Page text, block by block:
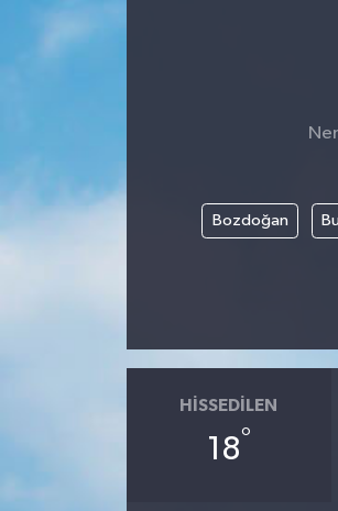
Bozdoğan
HISSEDILEN
18°